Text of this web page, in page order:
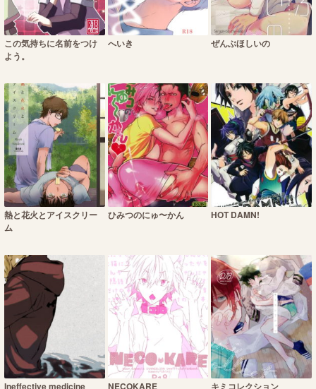
この気持ちに名前をつけ
よう。
へいき ぜんぶほしいの
熱と花火とアイスクリー
ム
ひみつのにゅ〜かん HOT DAMN!
Ineffective medicine
NECOKARE キミコレクション